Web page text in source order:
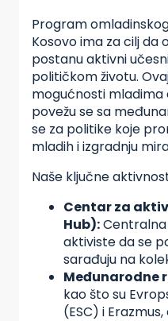
Program
Kosovo ima za cilj da
postanu aktivni
političkom životu.
mogućnosti mladima
povežu se sa
se za politike koje
mladih i izgradnju
Naše ključne
Centar za
Hub):
aktiviste da se
sarađuju na
Međunarodne
kao što su
(ESC) i